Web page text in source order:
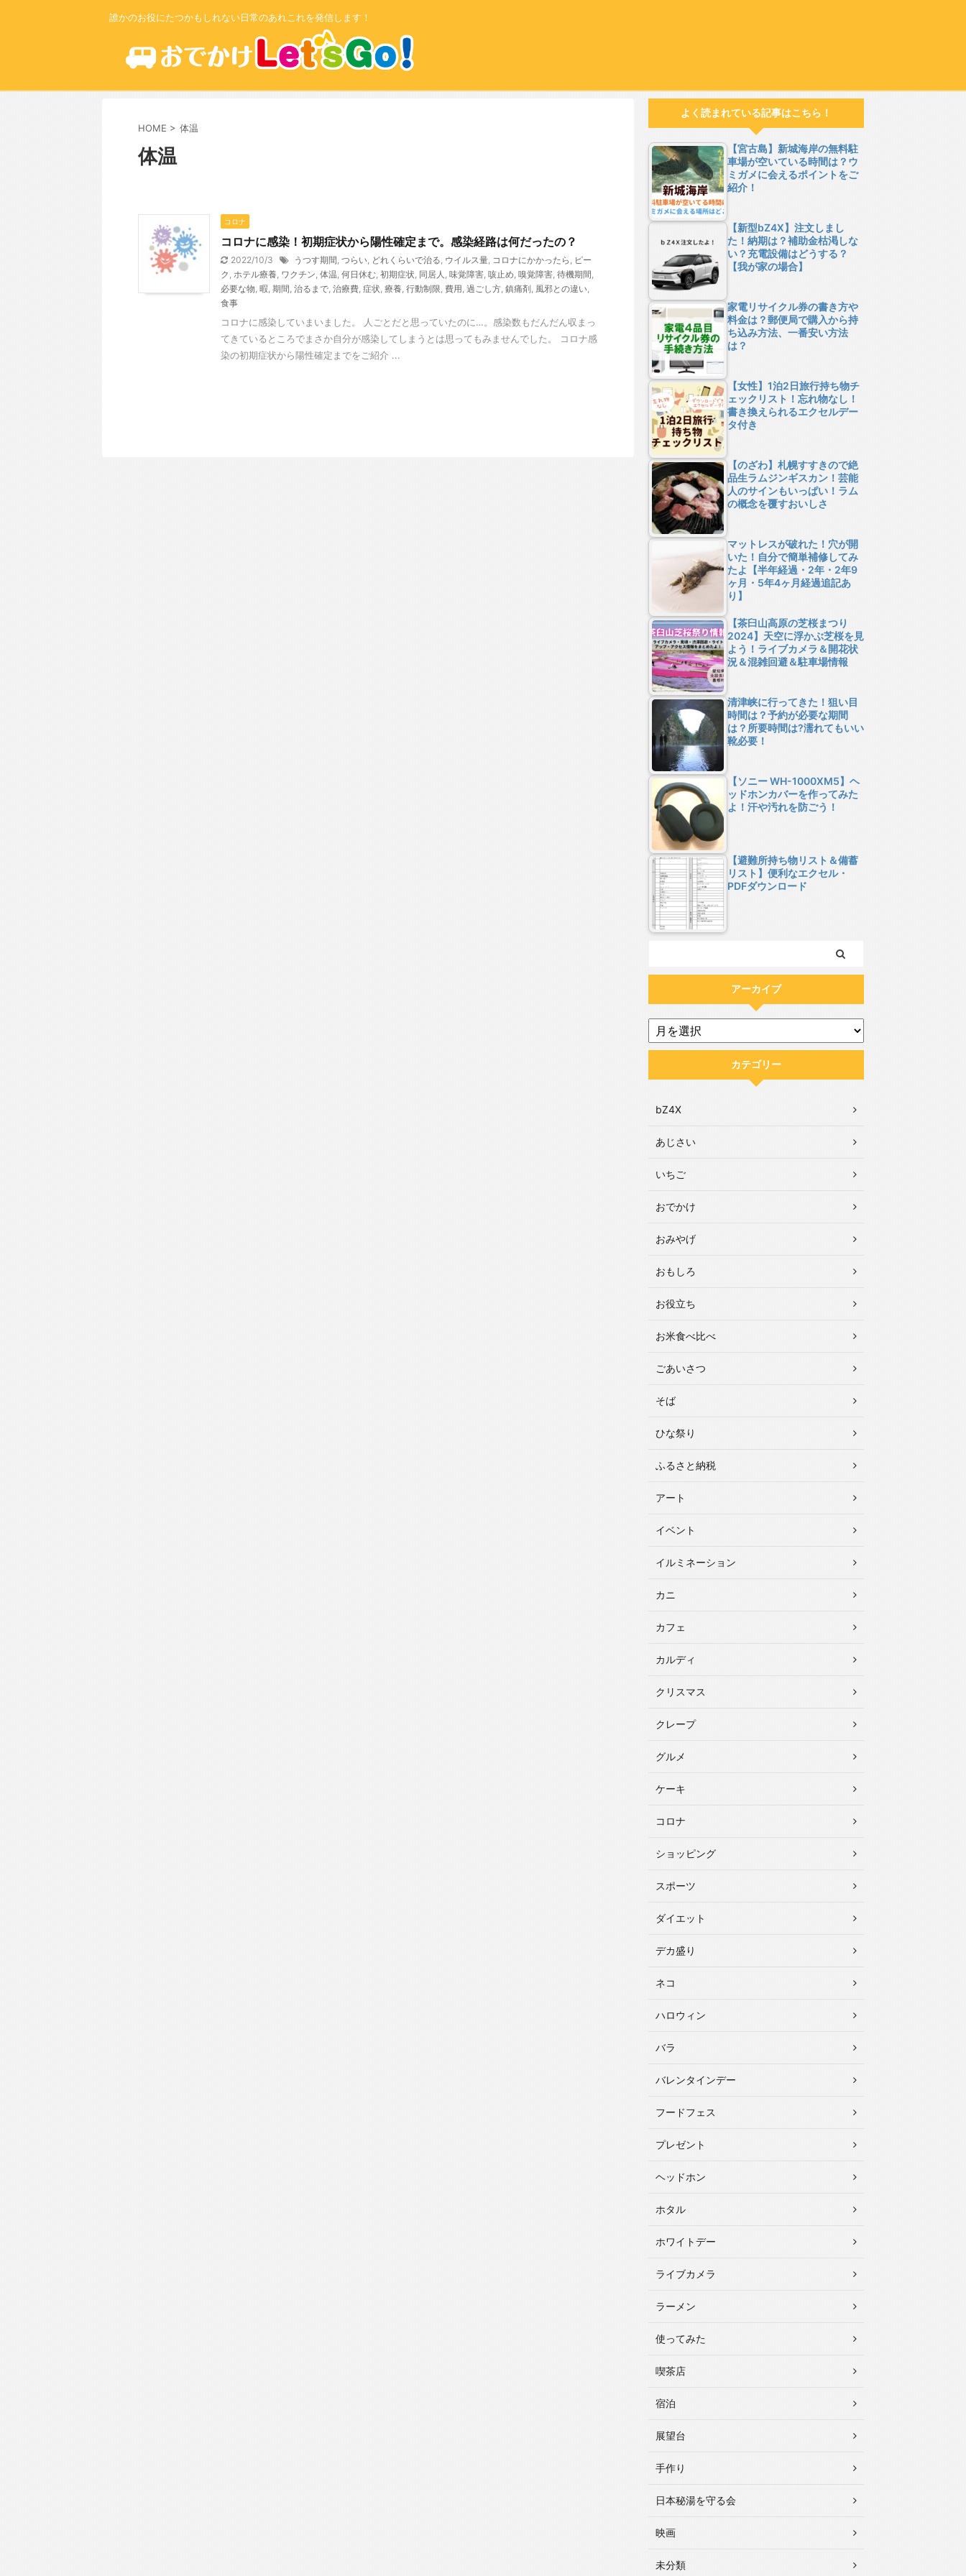
誰かのお役にたつかもしれない日常のあれこれを発信します！
HOME > 体温
体温
コロナ
コロナに感染！初期症状から陽性確定まで。感染経路は何だったの？
2022/10/3 うつす期間, つらい, どれくらいで治る, ウイルス量, コロナにかかったら , ピー
ク , ホテル療養, ワクチン, 体温, 何日休む, 初期症状, 同居人 , 味覚障害, 咳止め, 嗅覚障害, 待機期間,
必要な物, 暇, 期間, 治るまで, 治療費, 症状, 療養, 行動制限, 費用, 過ごし方, 鎮痛剤, 風邪との違い,
食事
コロナに感染していまいました。 人ごとだと思っていたのに…。感染数もだんだん収まっ
てきているところでまさか自分が感染してしまうとは思ってもみませんでした。 コロナ感
染の初期症状から陽性確定までをご紹介 ...
よく読まれている記事はこちら！
【宮古島】新城海岸の無料駐
車場が空いている時間は？ウ
ミガメに会えるポイントをご
紹介！
【新型bZ4X】注文しまし
た！納期は？補助金枯渇しな
い？充電設備はどうする？
【我が家の場合】
家電リサイクル券の書き方や
料金は？郵便局で購入から持
ち込み方法、一番安い方法
は？
【女性】1泊2日旅行持ち物チ
ェックリスト！忘れ物なし！
書き換えられるエクセルデー
タ付き
【のざわ】札幌すすきので絶
品生ラムジンギスカン！芸能
人のサインもいっぱい！ラム
の概念を覆すおいしさ
マットレスが破れた！穴が開
いた！自分で簡単補修してみ
たよ【半年経過・2年・2年9
ヶ月・5年4ヶ月経過追記あ
り】
【茶臼山高原の芝桜まつり
2024】天空に浮かぶ芝桜を見
よう！ライブカメラ＆開花状
況＆混雑回避＆駐車場情報
清津峡に行ってきた！狙い目
時間は？予約が必要な期間
は？所要時間は?濡れてもいい
靴必要！
【ソニー WH-1000XM5】ヘ
ッドホンカバーを作ってみた
よ！汗や汚れを防ごう！
【避難所持ち物リスト＆備蓄
リスト】便利なエクセル・
PDFダウンロード
アーカイブ
カテゴリー
bZ4X
あじさい
いちご
おでかけ
おみやげ
おもしろ
お役立ち
お米食べ比べ
ごあいさつ
そば
ひな祭り
ふるさと納税
アート
イベント
イルミネーション
カニ
カフェ
カルディ
クリスマス
クレープ
グルメ
ケーキ
コロナ
ショッピング
スポーツ
ダイエット
デカ盛り
ネコ
ハロウィン
バラ
バレンタインデー
フードフェス
プレゼント
ヘッドホン
ホタル
ホワイトデー
ライブカメラ
ラーメン
使ってみた
喫茶店
宿泊
展望台
手作り
日本秘湯を守る会
映画
未分類